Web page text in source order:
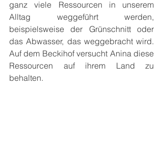
ganz viele Ressourcen in unserem
Alltag weggeführt werden,
beispielsweise der Grünschnitt oder
das Abwasser, das weggebracht wird.
Auf dem Beckihof versucht Anina diese
Ressourcen auf ihrem Land zu
behalten.